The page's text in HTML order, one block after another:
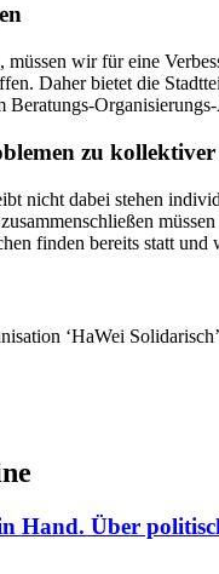
müssen wir für eine
Daher bietet die
Beratungs-
zu
nicht dabei stehen
finden bereits statt
‘HaWei
Über